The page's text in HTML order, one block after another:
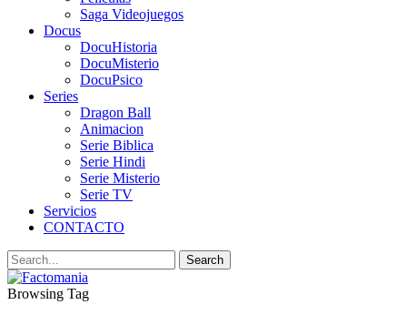
Saga Videojuegos
Docus
DocuHistoria
DocuMisterio
DocuPsico
Series
Dragon Ball
Animacion
Serie Biblica
Serie Hindi
Serie Misterio
Serie TV
Servicios
CONTACTO
Browsing Tag